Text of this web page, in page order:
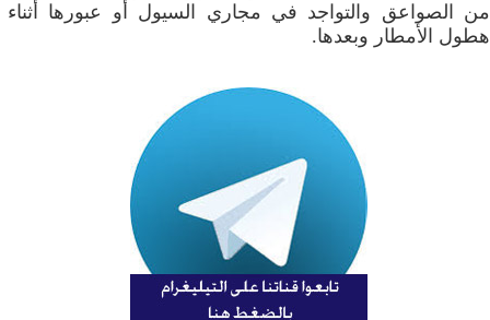
من الصواعق والتواجد في مجاري السيول أو عبورها أثناء
هطول الأمطار وبعدها.